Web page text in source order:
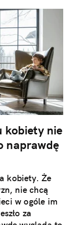
kobiety nie
naprawdę
kobiety. Że
nie chcą
w ogóle im
za